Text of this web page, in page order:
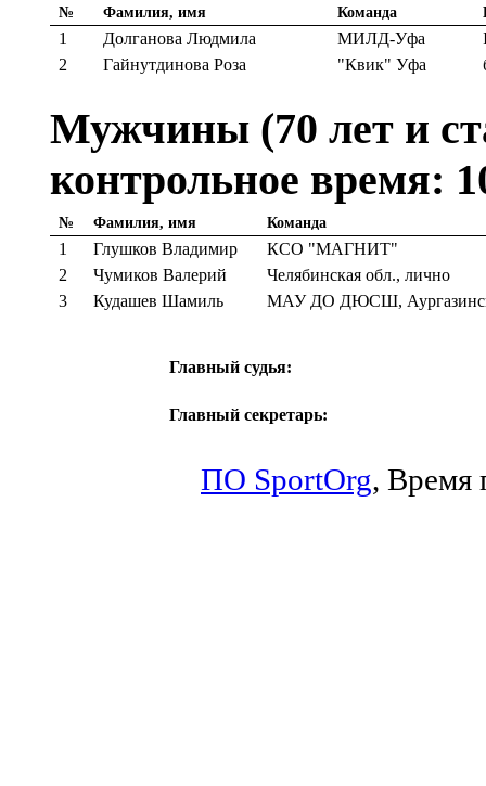
№ Фамилия, имя Команда
1 Долганова Людмила МИЛД-Уфа
2
Гайнутдинова Роза "Квик" Уфа
Мужчины (70 лет и
контрольное время:
№ Фамилия, имя Команда
1 Глушков Владимир
КСО "МАГНИТ"
2
Чумиков Валерий
Челябинская обл., лично
3
Кудашев Шамиль МАУ ДО ДЮСШ,
Главный судья:
Главный секретарь:
ПО SportOrg, Время